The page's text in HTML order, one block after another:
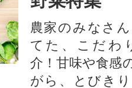
農家のみなさ
てた、こだわ
介！甘味や食感
がら、とびき